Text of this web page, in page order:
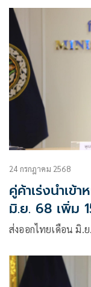
24 กรกฎาคม 2568
คู่ค้าเร่งนำเข้
มิ.ย. 68 เพิ่ม
เดือนที่ 12
ส่งออกไทยเดือน มิ.